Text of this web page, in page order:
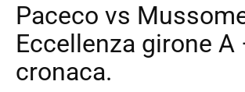
Paceco vs
Eccellenza girone A
cronaca.